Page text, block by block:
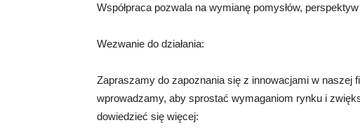
Współpraca pozwala na wymianę pomysłów,
Wezwanie do działania:
Zapraszamy do zapoznania się z innowacjami w naszej
wprowadzamy, aby sprostać wymaganiom rynku i
dowiedzieć się więcej: